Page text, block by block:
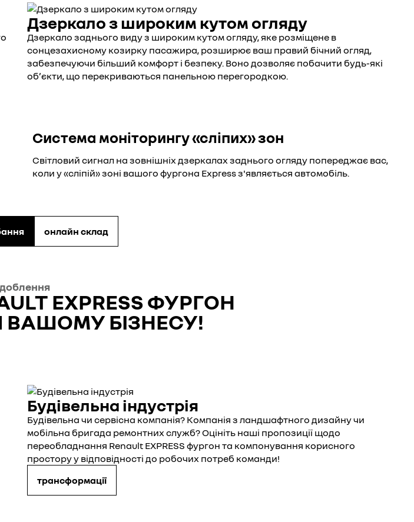
Дзеркало з широким кутом огляду
Дзеркало заднього виду з широким кутом огляду, яке розміщене в
сонцезахисному козирку пасажира, розширює ваш правий бічний огляд,
забезпечуючи більший комфорт і безпеку. Воно дозволяє побачити будь-які
обʼєкти, що перекриваються панельною перегородкою.
Система моніторингу «сліпих» зон
Світловий сигнал на зовнішніх дзеркалах заднього огляду попереджає вас,
коли у «сліпій» зоні вашого фургона Express з'являється автомобіль.
онлайн склад
EXPRESS ФУРГОН
БІЗНЕСУ!
Будівельна індустрія
Будівельна чи сервісна компанія? Компанія з ландшафтного дизайну чи
мобільна бригада ремонтних служб? Оцініть наші пропозиції щодо
переобладнання Renault EXPRESS фургон та компонування корисного
простору у відповідності до робочих потреб команди!
трансформації